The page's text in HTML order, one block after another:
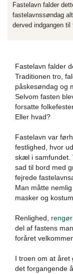
Fastelavn falder
fastelavnssøndag
derved indgangen til
Fastelavn falder
Traditionen tro,
påskesøndag og
Selvom fasten
forsatte
Eller hvad?
Fastelavn var
festlighed, hvor
skæl i samfundet.
sad til bord med
fejrede
Man måtte
masker og
Renlighed,
del af fastens
foråret
I troen om at året
det forgangende